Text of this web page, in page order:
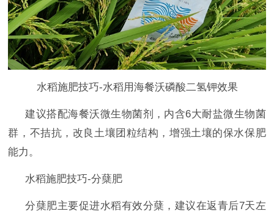
水稻施肥技巧-水稻用海餐沃磷酸二氢钾效果
建议搭配海餐沃微生物菌剂，内含6大耐盐微生物菌
群，不拮抗，改良土壤团粒结构，增强土壤的保水保肥
能力。
水稻施肥技巧-分蘖肥
分蘖肥主要促进水稻有效分蘖，建议在返青后7天左